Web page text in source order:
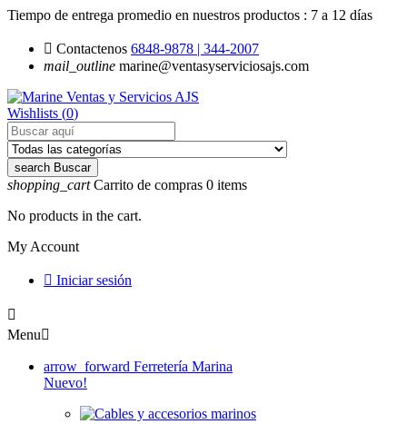
Tiempo de entrega promedio en nuestros productos : 7 a 12 días
 Contactenos 6848-9878 | 344-2007
mail_outline marine@ventasyserviciosajs.com
Wishlists (0)
search Buscar
shopping_cart Carrito de compras 0 items
No products in the cart.
My Account
 Iniciar sesión

Menu
arrow_forward Ferretería Marina
Nuevo!